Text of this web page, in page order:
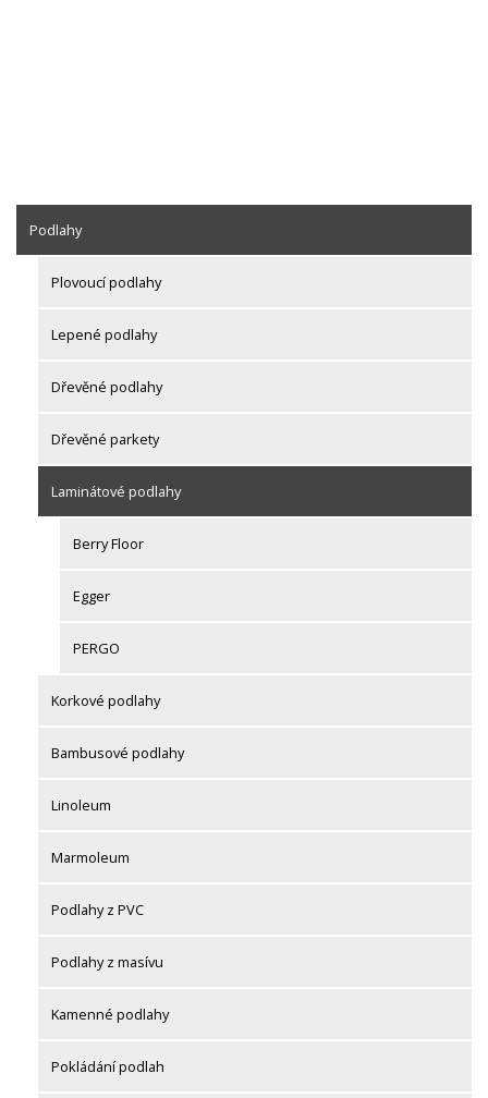
Podlahy
Plovoucí podlahy
Lepené podlahy
Dřevěné podlahy
Dřevěné parkety
Laminátové podlahy
Berry Floor
Egger
PERGO
Korkové podlahy
Bambusové podlahy
Linoleum
Marmoleum
Podlahy z PVC
Podlahy z masívu
Kamenné podlahy
Pokládání podlah